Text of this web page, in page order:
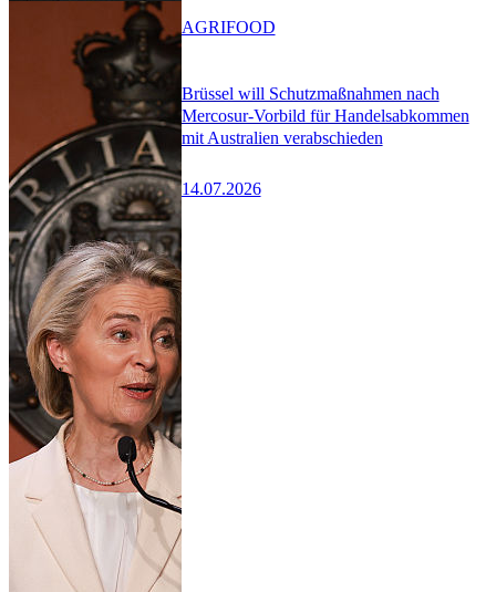
Brüssel will Schutzmaßnahmen nach
Mercosur-Vorbild für Handelsabkommen
mit Australien verabschieden
14.07.2026
AGRIFOOD